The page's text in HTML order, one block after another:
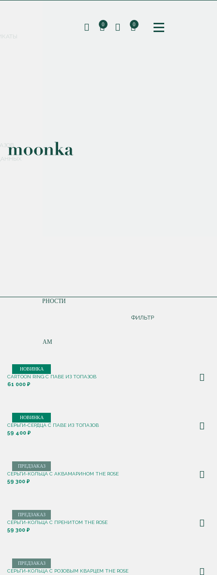
Соглашаюсь с
0 0
ПО ПОПУЛЯРНОСТИ
ПО НОВИНКАМ
ФИЛЬТР
НОВИНКА
CARTOON RING С ПАВЕ ИЗ ТОПАЗОВ
61 000 ₽
НОВИНКА
СЕРЬГИ-СЕРДЦА С ПАВЕ ИЗ ТОПАЗОВ
59 400 ₽
ПРЕДЗАКАЗ
СЕРЬГИ-КОЛЬЦА С АКВАМАРИНОМ THE ROSE
59 300 ₽
ПРЕДЗАКАЗ
СЕРЬГИ-КОЛЬЦА С ПРЕНИТОМ THE ROSE
59 300 ₽
ПРЕДЗАКАЗ
СЕРЬГИ-КОЛЬЦА С РОЗОВЫМ КВАРЦЕМ THE ROSE